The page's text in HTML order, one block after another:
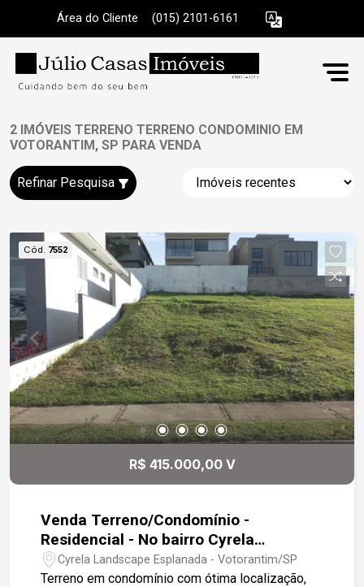
Área do Cliente (015) 2101-6161
2 IMÓVEIS TERRENO TERRENO CONDOMINIO EM
VOTORANTIM, SP PARA VENDA
Refinar Pesquisa
Cód. 7552
R$ 415.000,00 V
Venda Terreno/Condomínio -
Residencial - No bairro Cyrela
Landscape Esplanada
Cyrela Landscape Esplanada - Votorantim/SP
Terreno em condomínio com ótima localização,